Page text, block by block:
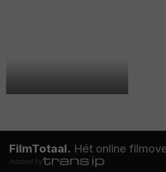
FilmTotaal. Hét online
hosted by